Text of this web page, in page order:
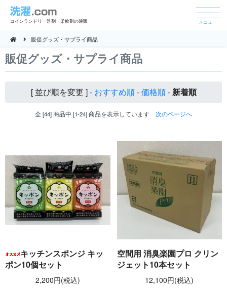
コインランドリー洗剤・柔軟剤の通販 メニュー
販促グッズ・サプライ商品
販促グッズ・サプライ商品
[ 並び順を変更 ] - おすすめ順-価格順-新着順
全 [44] 商品中 [1-24] 商品を表示しています 次のページへ
キッチンスポンジ キッ
ポン10個セット
2,200円(税込)
空間用 消臭楽園プロ クリン
ジェット10本セット
12,100円(税込)